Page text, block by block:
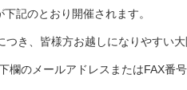
記のとおり開催されます。
き、皆様方お越しになりやすい
のメールアドレスまたはFAX番号